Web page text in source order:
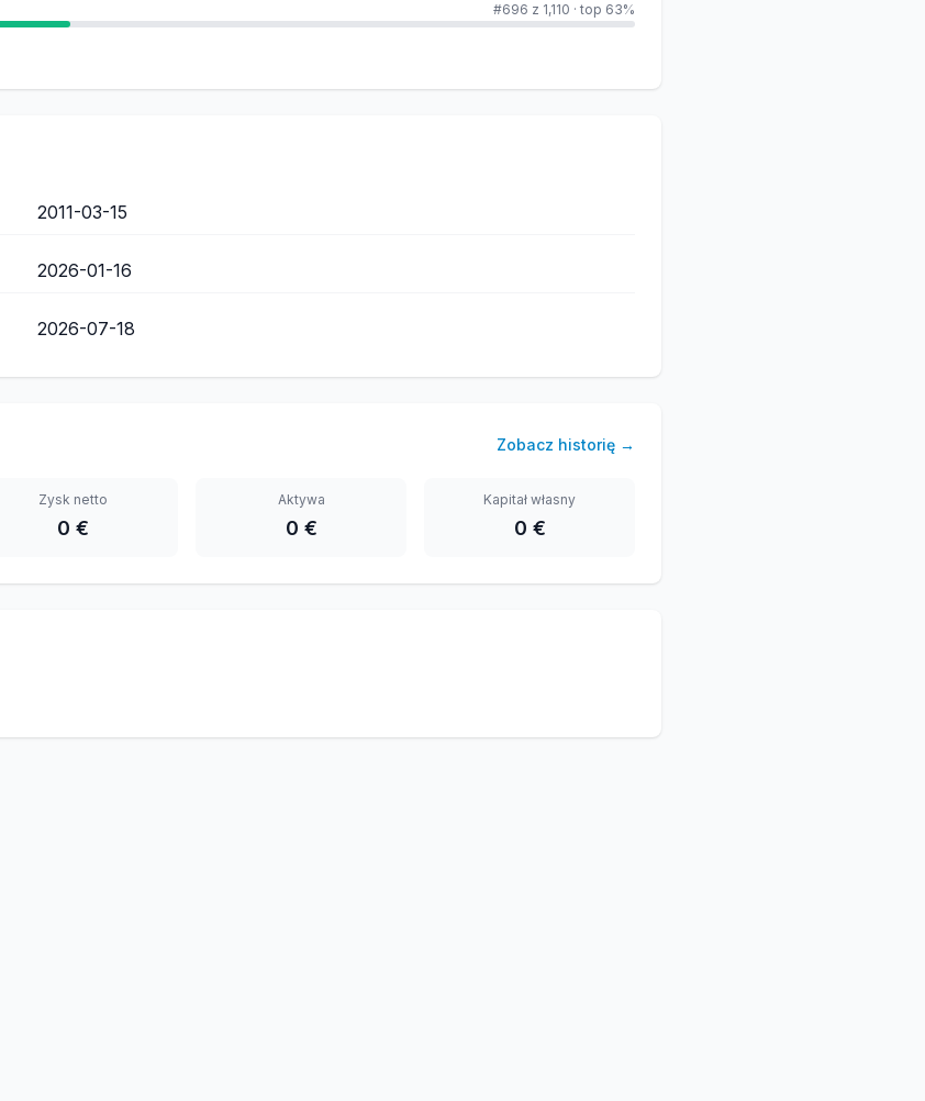
#696 z 1,110 · top 63%
2011-03-15
2026-01-16
2026-07-18
Zobacz historię →
Zysk netto
0 €
Aktywa
0 €
Kapitał własny
0 €